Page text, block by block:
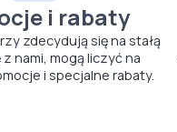
i rabaty
zdecydują się na stałą
nami, mogą liczyć na
i specjalne rabaty.